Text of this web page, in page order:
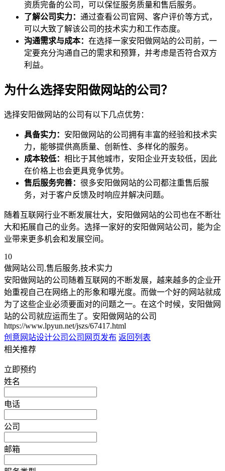
资质完备的公司，可以保怔服务质量和售后服务。
了解公司实力： 通过查看公司官网、客户评价等方式，
可以大致了解该公司的技术实力和工作态度。
沟通需求与成本： 在选择一家安阳做网站的公司前，一
定要充分沟通自己的需求和预算，并考虑是否符合双方
利益。
为什么选择安阳做网站的公司？
选择安阳做网站的公司有以下几点优势：
具备实力： 安阳做网站的公司拥有丰富的经验和技术实
力，能够提供高质量、创新性、多样化的服务。
成本较低： 相比于其他城市，安阳企业开支较低，因此
在价格上也会更具竞争优势。
售后服务完善： 很多安阳做网站的公司都注重售后服
务，对于客户反馈及时响应并解决问题。
随着互联网行业不断发展壮大，安阳做网站的公司也在不断壮
大和拓展自己的业务。选择一家好的安阳做网站公司，能为企
业带来更多机会和发展空间。
10
做网站公司,售后服务,技术实力
安阳做网站的公司随着互联网的不断发展，越来越多的企业开
始重视自己在网络上的形象和曝光度。而做一个好的网站就成
为了这些企业必须要面对的问题之一。在这个时候，安阳做网
站的公司就应运而生了。安阳做网站的公司
https://www.lpyun.net/jszs/67417.html
创意网站设计公司 公司网页发布 返回列表
相关推荐
立即预约
姓名
电话
公司
邮箱